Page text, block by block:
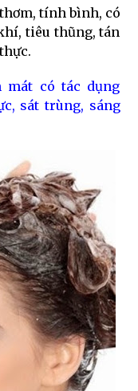
tính bình, có
tiêu thũng, tán
mát có tác dụng
sát trùng, sáng